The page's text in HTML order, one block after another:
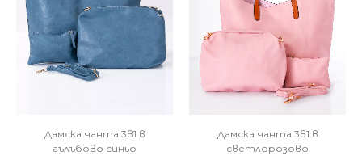
Дамска чанта 3в1 в
гълъбово синьо
Дамска чанта 3в1 в
светлорозово